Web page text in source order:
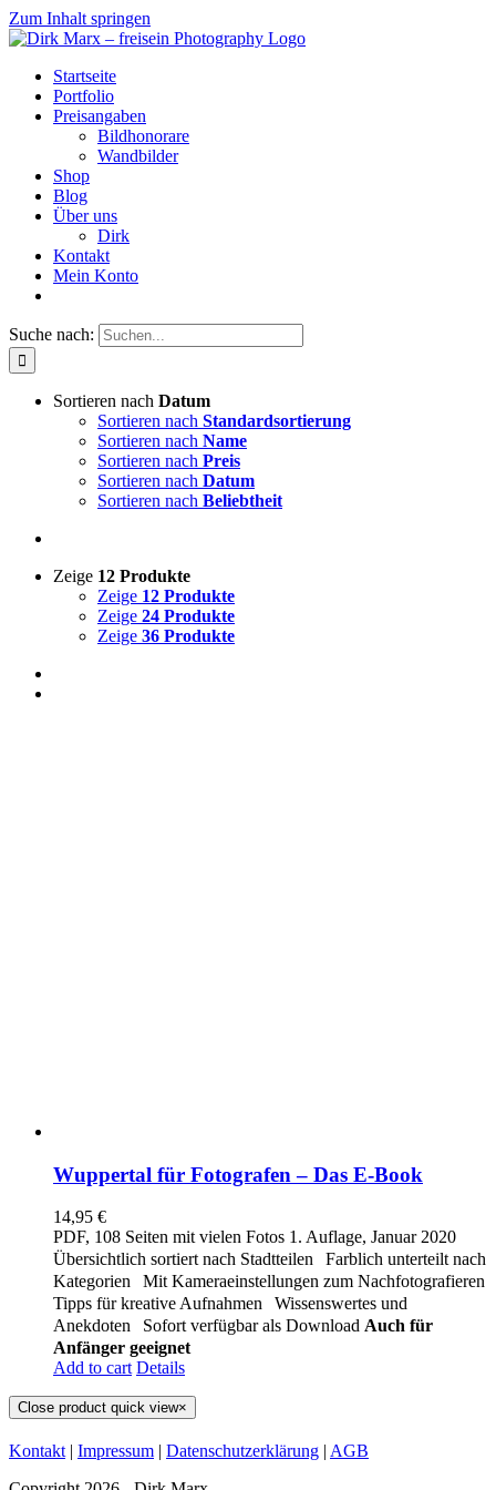
Zum Inhalt springen
Startseite
Portfolio
Preisangaben
Bildhonorare
Wandbilder
Shop
Blog
Über uns
Dirk
Kontakt
Mein Konto
Suche nach:
Sortieren nach Datum
Sortieren nach Standardsortierung
Sortieren nach Name
Sortieren nach Preis
Sortieren nach Datum
Sortieren nach Beliebtheit
Zeige 12 Produkte
Zeige 12 Produkte
Zeige 24 Produkte
Zeige 36 Produkte
Wuppertal für Fotografen – Das E-Book
14,95 €
PDF, 108 Seiten mit vielen Fotos 1. Auflage, Januar 2020
Übersichtlich sortiert nach Stadtteilen
Farblich unterteilt nach
Kategorien
Mit Kameraeinstellungen zum Nachfotografieren
Tipps für kreative Aufnahmen
Wissenswertes und
Anekdoten
Sofort verfügbar als Download Auch für
Anfänger geeignet
Add to cart Details
Close product quick view×
Kontakt | Impressum | Datenschutzerklärung | AGB